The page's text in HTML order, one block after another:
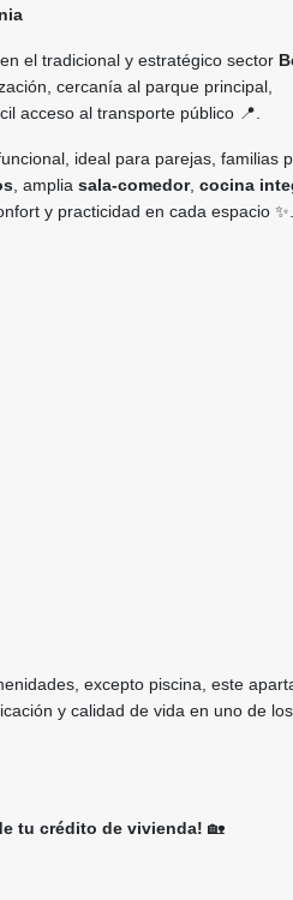
el tradicional y estratégico sector
cercanía al parque principal,
acceso al transporte público 📍.
ideal para parejas, familias
, amplia sala-comedor, cocina
y practicidad en cada espacio ✨.
excepto piscina, este
y calidad de vida en uno de
tu crédito de vivienda! 🏡